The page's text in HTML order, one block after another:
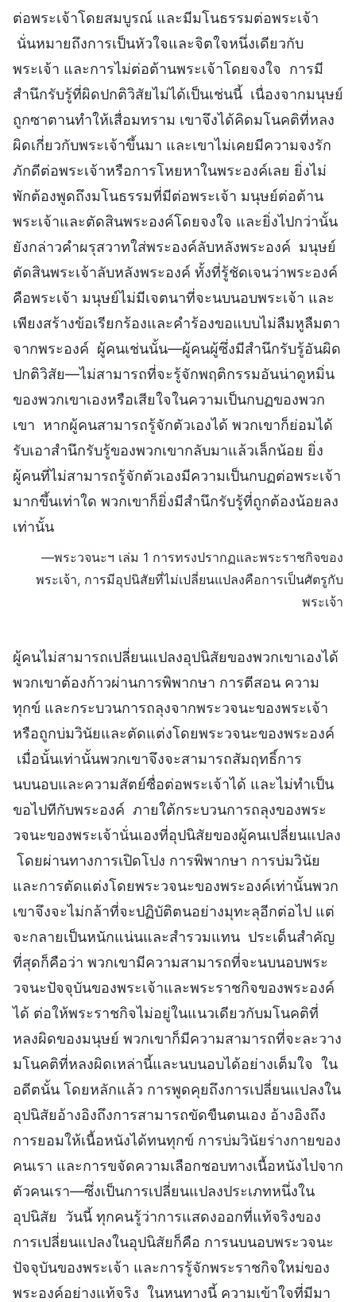
ต่อพระเจ้าโดยสมบูรณ์ และมีมโนธรรมต่อพระเจ้า
นั่นหมายถึงการเป็นหัวใจและจิตใจหนึ่งเดียวกับ
พระเจ้า และการไม่ต่อต้านพระเจ้าโดยจงใจ การมี
สำนึกรับรู้ที่ผิดปกติวิสัยไม่ได้เป็นเช่นนี้ เนื่องจากมนุษย์
ถูกซาตานทำให้เสื่อมทราม เขาจึงได้คิดมโนคติที่หลง
ผิดเกี่ยวกับพระเจ้าขึ้นมา และเขาไม่เคยมีความจงรัก
ภักดีต่อพระเจ้าหรือการโหยหาในพระองค์เลย ยิ่งไม่
พักต้องพูดถึงมโนธรรมที่มีต่อพระเจ้า มนุษย์ต่อต้าน
พระเจ้าและตัดสินพระองค์โดยจงใจ และยิ่งไปกว่านั้น
ยังกล่าวคำผรุสวาทใส่พระองค์ลับหลังพระองค์ มนุษย์
ตัดสินพระเจ้าลับหลังพระองค์ ทั้งที่รู้ชัดเจนว่าพระองค์
คือพระเจ้า มนุษย์ไม่มีเจตนาที่จะนบนอบพระเจ้า และ
เพียงสร้างข้อเรียกร้องและคำร้องขอแบบไม่ลืมหูลืมตา
จากพระองค์ ผู้คนเช่นนั้น—ผู้คนผู้ซึ่งมีสำนึกรับรู้อันผิด
ปกติวิสัย—ไม่สามารถที่จะรู้จักพฤติกรรมอันน่าดูหมิ่น
ของพวกเขาเองหรือเสียใจในความเป็นกบฏของพวก
เขา หากผู้คนสามารถรู้จักตัวเองได้ พวกเขาก็ย่อมได้
รับเอาสำนึกรับรู้ของพวกเขากลับมาแล้วเล็กน้อย ยิ่ง
ผู้คนที่ไม่สามารถรู้จักตัวเองมีความเป็นกบฏต่อพระเจ้า
มากขึ้นเท่าใด พวกเขาก็ยิ่งมีสำนึกรับรู้ที่ถูกต้องน้อยลง
เท่านั้น
—พระวจนะฯ เล่ม 1 การทรงปรากฏและพระราชกิจของ
พระเจ้า, การมีอุปนิสัยที่ไม่เปลี่ยนแปลงคือการเป็นศัตรูกับ
พระเจ้า
ผู้คนไม่สามารถเปลี่ยนแปลงอุปนิสัยของพวกเขาเองได้
พวกเขาต้องก้าวผ่านการพิพากษา การตีสอน ความ
ทุกข์ และกระบวนการถลุงจากพระวจนะของพระเจ้า
หรือถูกบ่มวินัยและตัดแต่งโดยพระวจนะของพระองค์
เมื่อนั้นเท่านั้นพวกเขาจึงจะสามารถสัมฤทธิ์การ
นบนอบและความสัตย์ซื่อต่อพระเจ้าได้ และไม่ทำเป็น
ขอไปทีกับพระองค์ ภายใต้กระบวนการถลุงของพระ
วจนะของพระเจ้านั่นเองที่อุปนิสัยของผู้คนเปลี่ยนแปลง
โดยผ่านทางการเปิดโปง การพิพากษา การบ่มวินัย
และการตัดแต่งโดยพระวจนะของพระองค์เท่านั้นพวก
เขาจึงจะไม่กล้าที่จะปฏิบัติตนอย่างมุทะลุอีกต่อไป แต่
จะกลายเป็นหนักแน่นและสำรวมแทน ประเด็นสำคัญ
ที่สุดก็คือว่า พวกเขามีความสามารถที่จะนบนอบพระ
วจนะปัจจุบันของพระเจ้าและพระราชกิจของพระองค์
ได้ ต่อให้พระราชกิจไม่อยู่ในแนวเดียวกับมโนคติที่
หลงผิดของมนุษย์ พวกเขาก็มีความสามารถที่จะละวาง
มโนคติที่หลงผิดเหล่านี้และนบนอบได้อย่างเต็มใจ ใน
อดีตนั้น โดยหลักแล้ว การพูดคุยถึงการเปลี่ยนแปลงใน
อุปนิสัยอ้างอิงถึงการสามารถขัดขืนตนเอง อ้างอิงถึง
การยอมให้เนื้อหนังได้ทนทุกข์ การบ่มวินัยร่างกายของ
คนเรา และการขจัดความเลือกชอบทางเนื้อหนังไปจาก
ตัวคนเรา—ซึ่งเป็นการเปลี่ยนแปลงประเภทหนึ่งใน
อุปนิสัย วันนี้ ทุกคนรู้ว่าการแสดงออกที่แท้จริงของ
การเปลี่ยนแปลงในอุปนิสัยก็คือ การนบนอบพระวจนะ
ปัจจุบันของพระเจ้า และการรู้จักพระราชกิจใหม่ของ
พระองค์อย่างแท้จริง ในหนทางนี้ ความเข้าใจที่มีมา